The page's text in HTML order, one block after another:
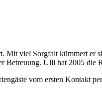
viel Sorgfalt kümmert er
Betreuung. Ulli hat 2005
vom ersten Kontakt